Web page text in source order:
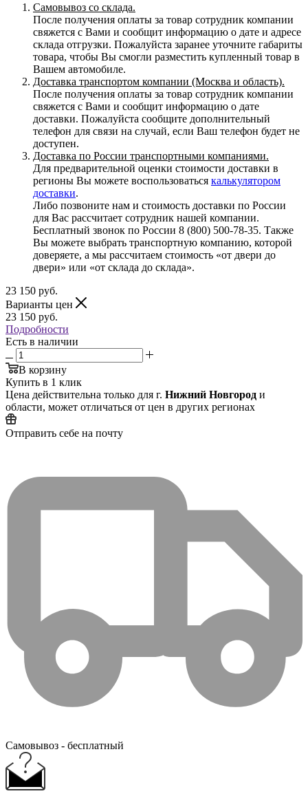
Самовывоз со склада.
После получения оплаты за товар сотрудник компании
свяжется с Вами и сообщит информацию о дате и адресе
склада отгрузки. Пожалуйста заранее уточните габариты
товара, чтобы Вы смогли разместить купленный товар в
Вашем автомобиле.
Доставка транспортом компании (Москва и область).
После получения оплаты за товар сотрудник компании
свяжется с Вами и сообщит информацию о дате
доставки. Пожалуйста сообщите дополнительный
телефон для связи на случай, если Ваш телефон будет не
доступен.
Доставка по России транспортными компаниями.
Для предварительной оценки стоимости доставки в
регионы Вы можете воспользоваться калькулятором
доставки.
Либо позвоните нам и стоимость доставки по России
для Вас рассчитает сотрудник нашей компании.
Бесплатный звонок по России 8 (800) 500-78-35. Также
Вы можете выбрать транспортную компанию, которой
доверяете, а мы рассчитаем стоимость «от двери до
двери» или «от склада до склада».
23 150 руб.
Варианты цен
23 150 руб.
Подробности
Есть в наличии
В корзину
Купить в 1 клик
Цена действительна только для г. Нижний Новгород и
области, может отличаться от цен в других регионах
Отправить себе на почту
Самовывоз - бесплатный